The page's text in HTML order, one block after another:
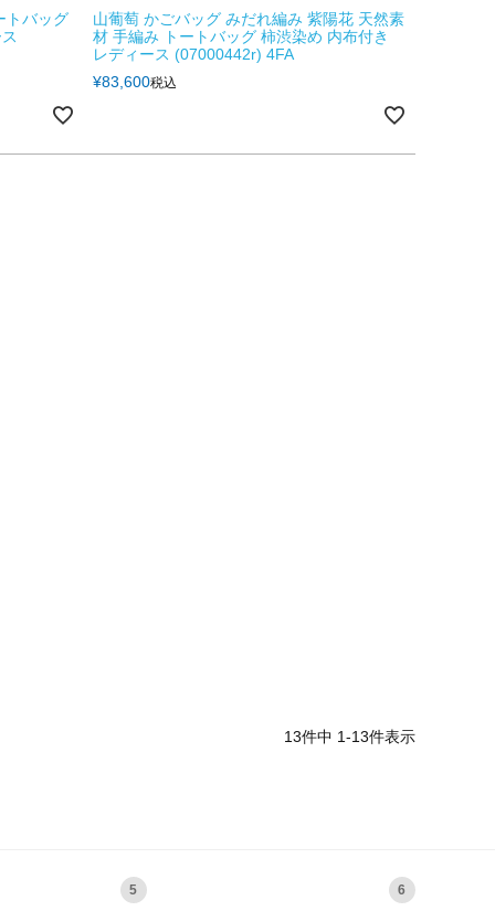
トバッグ
山葡萄 かごバッグ みだれ編み 紫陽花 天然素
材 手編み トートバッグ 柿渋染め 内布付き
レディース (07000442r) 4FA
¥83,600税込
13件中 1-13件表示
5 6